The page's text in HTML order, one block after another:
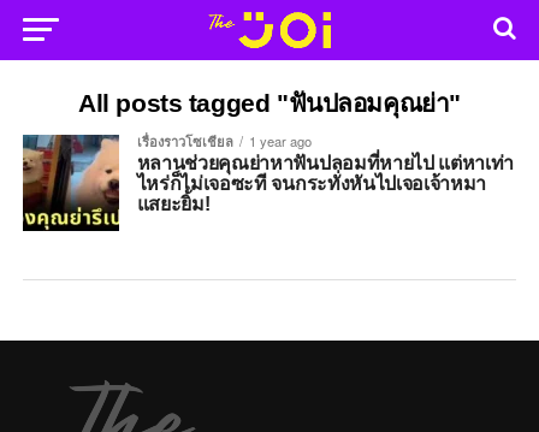
All posts tagged "ฟันปลอมคุณย่า"
เรื่องราวโซเชียล 1 year ago
หลานช่วยคุณย่าหาฟันปลอมที่หายไป แต่หาเท่า
ไหร่ก็ไม่เจอซะที จนกระทั่งหันไปเจอเจ้าหมา
แสยะยิ้ม!